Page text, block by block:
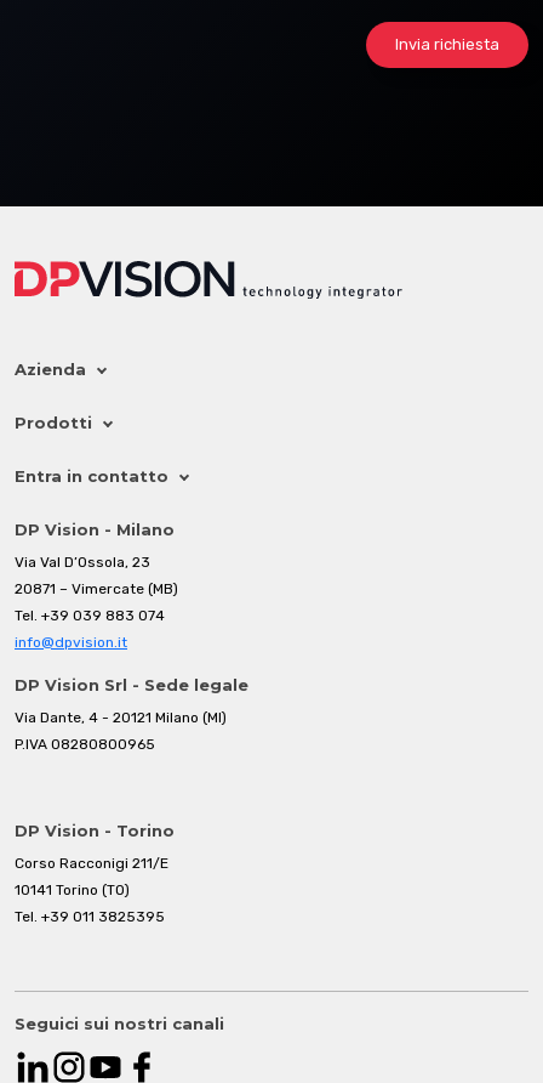
Invia richiesta
Azienda
Prodotti
Entra in contatto
DP Vision - Milano
Via Val D’Ossola, 23
20871 – Vimercate (MB)
Tel. +39 039 883 074
info@dpvision.it
DP Vision Srl - Sede legale
Via Dante, 4 - 20121 Milano (MI)
P.IVA 08280800965
DP Vision - Torino
Corso Racconigi 211/E
10141 Torino (TO)
Tel. +39 011 3825395
Seguici sui nostri canali